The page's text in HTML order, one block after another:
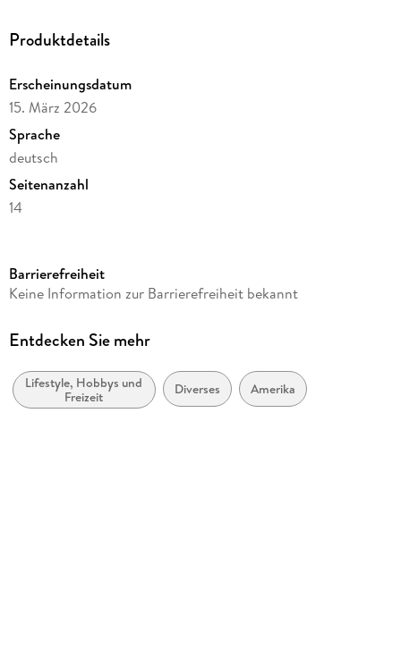
stabilen Aufhänger versehen ideal als Geschenkidee für
Kuba-Fans, Reiseliebhaber und alle, die sich karibisches
Produktdetails
Erscheinungsdatum
15. März 2026
Sprache
deutsch
Seitenanzahl
14
Produktart
Gewicht
Größe (L/B/H)
352/248/6 mm
Barrierefreiheit
Keine Information zur Barrierefreiheit bekannt
Entdecken Sie mehr
Lifestyle, Hobbys und
Freizeit
Diverses Amerika